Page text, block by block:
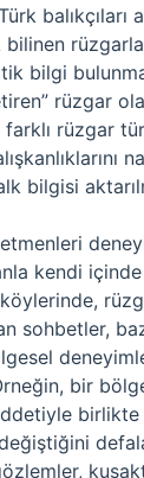
balıkçıları
bilgi
rüzgar
rüzgar
bilgisi
kendi
sohbetler,
bir
birlikte
değiştiğini